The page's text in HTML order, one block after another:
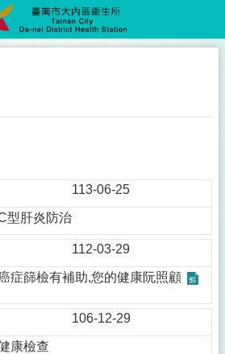
113-06-25
型肝炎防治
112-03-29
症篩檢有補助,您的健康阮照顧
106-12-29
康檢查